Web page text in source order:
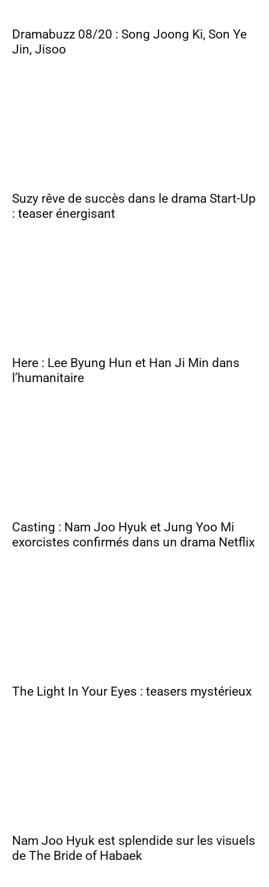
Dramabuzz 08/20 : Song Joong Ki, Son Ye
Jin, Jisoo
Suzy rêve de succès dans le drama Start-Up
: teaser énergisant
Here : Lee Byung Hun et Han Ji Min dans
l’humanitaire
Casting : Nam Joo Hyuk et Jung Yoo Mi
exorcistes confirmés dans un drama Netflix
The Light In Your Eyes : teasers mystérieux
Nam Joo Hyuk est splendide sur les visuels
de The Bride of Habaek